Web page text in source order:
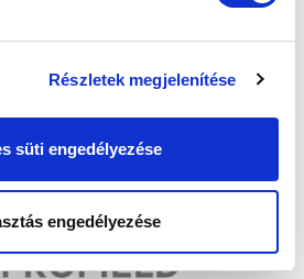
Részletek megjelenítése
süti engedélyezése
engedélyezése